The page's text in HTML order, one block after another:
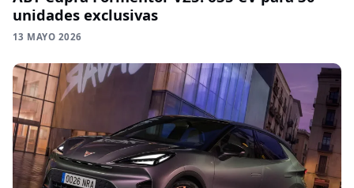
unidades exclusivas
13 MAYO 2026